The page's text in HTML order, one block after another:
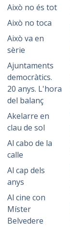
Això no és tot
Això no toca
Això va en
sèrie
Ajuntaments
democràtics.
20 anys. L'hora
del balanç
Akelarre en
clau de sol
Al cabo de la
calle
Al cap dels
anys
Al cine con
Míster
Belvedere